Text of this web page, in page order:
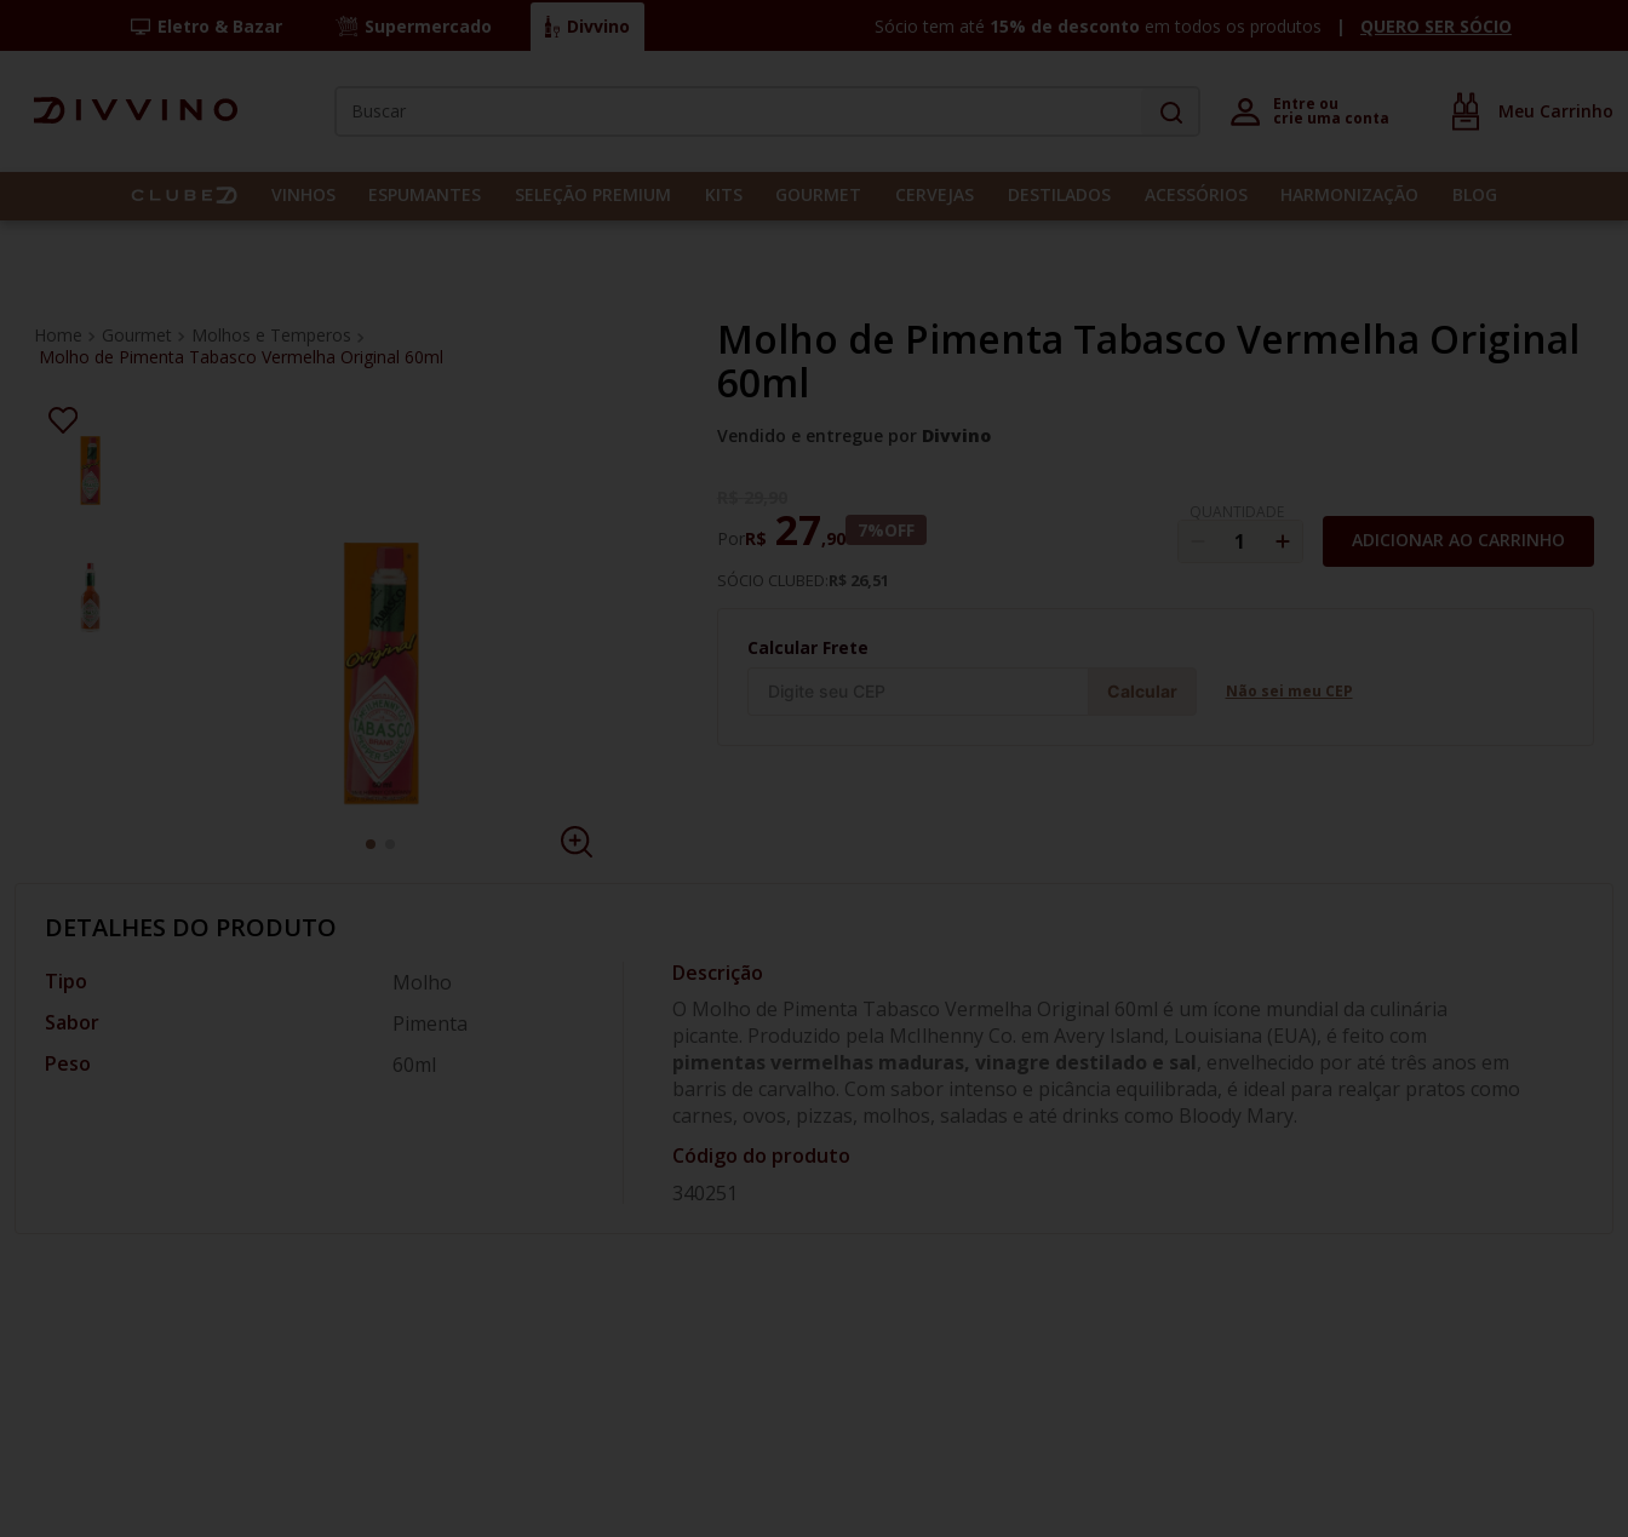
Eletro & Bazar Supermercado Divvino Sócio tem até 15% de desconto em todos os produtos QUERO SER SÓCIO
º las camelias
5º itália
º italiano
Entre ou
crie uma conta
VINHOS ESPUMANTES SELEÇÃO PREMIUM KITS GOURMET CERVEJAS DESTILADOS ACESSÓRIOS HARMONIZAÇÃO BLOG
Gourmet
Molhos e Temperos
Molho de Pimenta Tabasco Vermelha Original 60ml
Molho de Pimenta Tabasco Vermelha Original
60ml
Vendido e entregue por Divvino
PorR$ 27,90 7%OFF
SÓCIO CLUBED:R$ 26,51
ADICIONAR AO CARRINHO
Calcular Frete
Calcular Não sei meu CEP
DETALHES DO PRODUTO
Tipo
Molho
Sabor
Pimenta
Peso
60ml
O Molho de Pimenta Tabasco Vermelha Original 60ml é um ícone mundial da culinária
picante. Produzido pela McIlhenny Co. em Avery Island, Louisiana (EUA), é feito com
pimentas vermelhas maduras, vinagre destilado e sal, envelhecido por até três anos em
barris de carvalho. Com sabor intenso e picância equilibrada, é ideal para realçar pratos como
carnes, ovos, pizzas, molhos, saladas e até drinks como Bloody Mary.
Código do produto
340251